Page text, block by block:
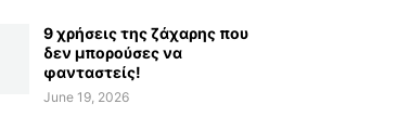
9 χρήσεις της ζάχαρης που
δεν μπορούσες να
φανταστείς!
June 19, 2026